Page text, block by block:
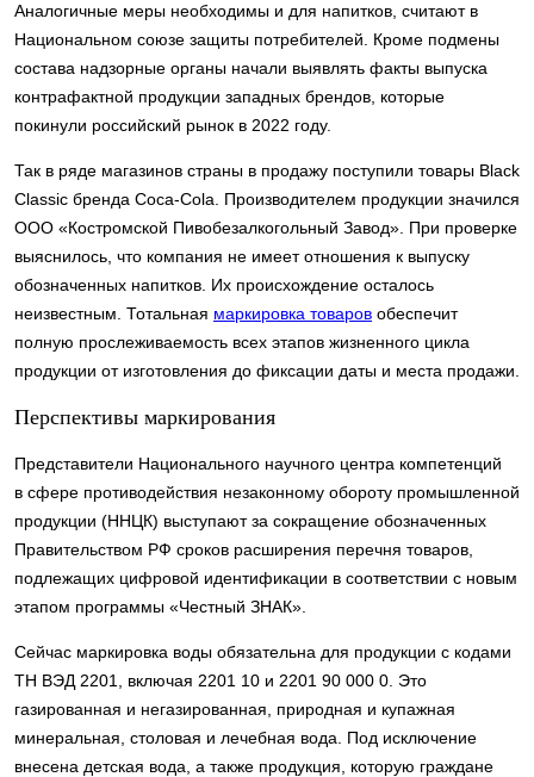
Аналогичные меры необходимы и для напитков, считают в
Национальном союзе защиты потребителей. Кроме подмены
состава надзорные органы начали выявлять факты выпуска
контрафактной продукции западных брендов, которые
покинули российский рынок в 2022 году.
Так в ряде магазинов страны в продажу поступили товары Black
Classic бренда Coca-Сola. Производителем продукции значился
ООО «Костромской Пивобезалкогольный Завод». При проверке
выяснилось, что компания не имеет отношения к выпуску
обозначенных напитков. Их происхождение осталось
неизвестным. Тотальная маркировка товаров обеспечит
полную прослеживаемость всех этапов жизненного цикла
продукции от изготовления до фиксации даты и места продажи.
Перспективы маркирования
Представители Национального научного центра компетенций
в сфере противодействия незаконному обороту промышленной
продукции (ННЦК) выступают за сокращение обозначенных
Правительством РФ сроков расширения перечня товаров,
подлежащих цифровой идентификации в соответствии с новым
этапом программы «Честный ЗНАК».
Сейчас маркировка воды обязательна для продукции с кодами
ТН ВЭД 2201, включая 2201 10 и 2201 90 000 0. Это
газированная и негазированная, природная и купажная
минеральная, столовая и лечебная вода. Под исключение
внесена детская вода, а также продукция, которую граждане